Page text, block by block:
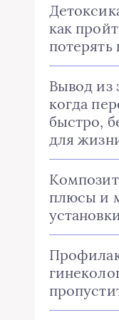
как
потерять
Вывод из
когда
быстро,
для
плюсы и